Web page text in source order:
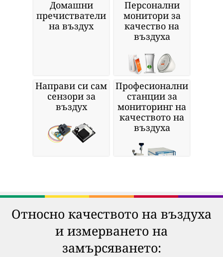
Домашни
пречистватели
на въздух
Персонални
монитори за
качество на
въздуха
Направи си сам
сензори за
въздух
Професионални
станции за
мониторинг на
качеството на
въздуха
Относно качеството на въздуха
и измерването на
замърсяването: